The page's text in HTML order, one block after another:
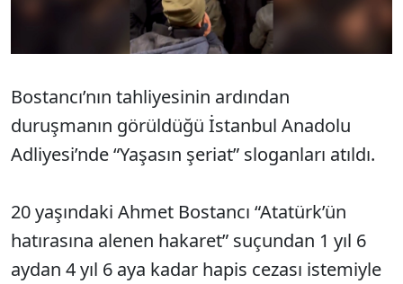
Bostancı’nın tahliyesinin ardından
duruşmanın görüldüğü İstanbul Anadolu
Adliyesi’nde “Yaşasın şeriat” sloganları atıldı.
20 yaşındaki Ahmet Bostancı “Atatürk’ün
hatırasına alenen hakaret” suçundan 1 yıl 6
aydan 4 yıl 6 aya kadar hapis cezası istemiyle